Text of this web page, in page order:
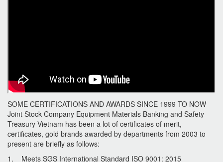
SOME CERTIFICATIONS AND AWARDS SINCE 1999 TO NOW
Joint Stock Company Equipment Materials Banking and Safety
Treasury Vietnam has been a lot of certificates of merit,
certificates, gold brands awarded by departments from 2003 to
present are briefly as follows:
1. Meets SGS International Standard ISO 9001: 2015